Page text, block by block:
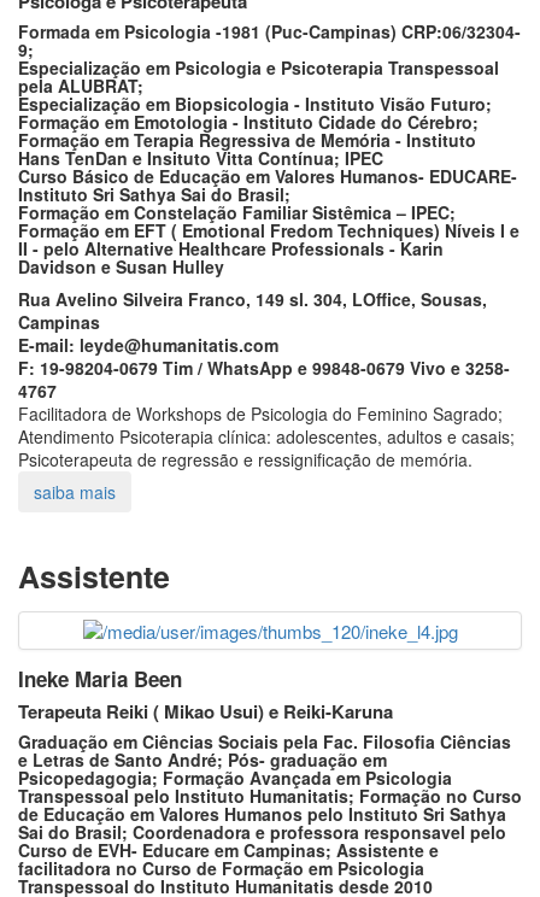
Formada em Psicologia -1981 (Puc-Campinas) CRP:06/32304-
9;
Especialização em Psicologia e Psicoterapia Transpessoal
pela ALUBRAT;
Especialização em Biopsicologia - Instituto Visão Futuro;
Formação em Emotologia - Instituto Cidade do Cérebro;
Formação em Terapia Regressiva de Memória - Instituto
Hans TenDan e Insituto Vitta Contínua; IPEC
Curso Básico de Educação em Valores Humanos- EDUCARE-
Instituto Sri Sathya Sai do Brasil;
Formação em Constelação Familiar Sistêmica – IPEC;
Formação em EFT ( Emotional Fredom Techniques) Níveis I e
II - pelo Alternative Healthcare Professionals - Karin
Davidson e Susan Hulley
Rua Avelino Silveira Franco, 149 sl. 304, LOffice, Sousas,
Campinas
E-mail: leyde@humanitatis.com
F: 19-98204-0679 Tim / WhatsApp e 99848-0679 Vivo e 3258-
4767
Facilitadora de Workshops de Psicologia do Feminino Sagrado;
Atendimento Psicoterapia clínica: adolescentes, adultos e casais;
Psicoterapeuta de regressão e ressignificação de memória.
Assistente
Ineke Maria Been
Terapeuta Reiki ( Mikao Usui) e Reiki-Karuna
Graduação em Ciências Sociais pela Fac. Filosofia Ciências
e Letras de Santo André; Pós- graduação em
Psicopedagogia; Formação Avançada em Psicologia
Transpessoal pelo Instituto Humanitatis; Formação no Curso
de Educação em Valores Humanos pelo Instituto Sri Sathya
Sai do Brasil; Coordenadora e professora responsavel pelo
Curso de EVH- Educare em Campinas; Assistente e
facilitadora no Curso de Formação em Psicologia
Transpessoal do Instituto Humanitatis desde 2010